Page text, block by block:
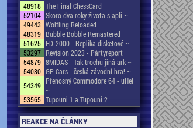
48918 The Final ChessCard
52104 Skoro dva roky života s apli ~
49443 Wolfling Reloaded
48319 Bubble Bobble Remastered
51625 FD-2000 - Replika disketové ~
53297 Revision 2023 - Pártyreport
54879 8MIDAS - Tak trochu jiná ark ~
54030 GP Cars - česká závodní hra! ~
54349 Přenosný Commodore 64 - uHel
~
53565 Tupouni 1 a Tupouni 2
REAKCE NA ČLÁNKY